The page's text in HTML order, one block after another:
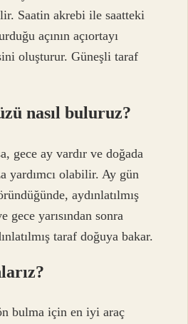
Saatin akrebi ile saatteki
açının açıortayı
oluşturur. Güneşli taraf
nasıl buluruz?
gece ay vardır ve doğada
yardımcı olabilir. Ay gün
aydınlatılmış
gece yarısından sonra
taraf doğuya bakar.
bulma için en iyi araç